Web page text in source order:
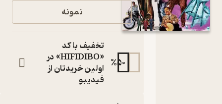
اثر
ابراهیم
رها نشر
مون
نمونه
%
تخفیف با کد
«HIFIDIBO» در
اولین خریدتان از
فیدیبو